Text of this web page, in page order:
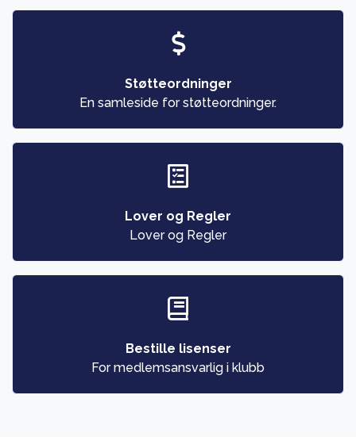
Støtteordninger
En samleside for støtteordninger.
Lover og Regler
Lover og Regler
Bestille lisenser
For medlemsansvarlig i klubb